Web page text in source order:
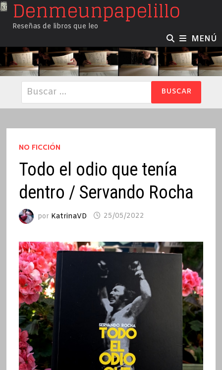
SaltarDenmeunpapelillo
Reseñas de libros que leo
MENÚ
Buscar:
NO FICCIÓN
Todo el odio que tenía
dentro / Servando Rocha
por KatrinaVD 25/05/2022